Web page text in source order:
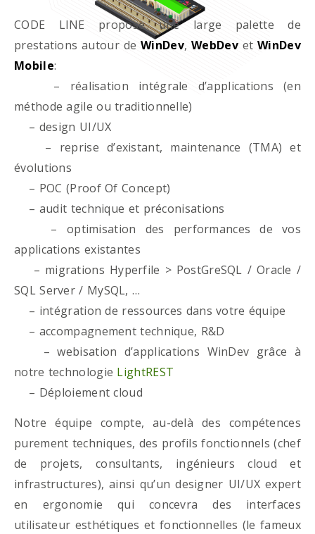
CODE LINE propose une large palette de
prestations autour deWinDev,WebDevet WinDev
Mobile:
– réalisation intégrale d’applications (en
méthode agile ou traditionnelle)
– design UI/UX
– reprise d’existant, maintenance (TMA) et
évolutions
– POC (Proof Of Concept)
– audit technique et préconisations
– optimisation des performances de vos
applications existantes
– migrations Hyperfile > PostGreSQL / Oracle /
SQL Server / MySQL, …
– intégration de ressources dans votre équipe
– accompagnement technique, R&D
– webisation d’applications WinDev grâce à
notre technologie LightREST
– Déploiement cloud
Notre équipe compte, au-delà des compétences
purement techniques, des profils fonctionnels (chef
de projets, consultants, ingénieurs cloud et
infrastructures), ainsi qu’un designer UI/UX expert
en ergonomie qui concevra des interfaces
utilisateur esthétiques et fonctionnelles (le fameux